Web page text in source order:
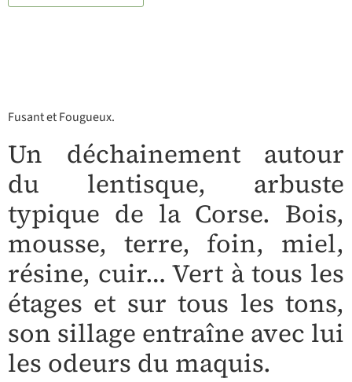
Fusant et Fougueux.
Un déchainement autour
du lentisque, arbuste
typique de la Corse. Bois,
mousse, terre, foin, miel,
résine, cuir… Vert à tous les
étages et sur tous les tons,
son sillage entraîne avec lui
les odeurs du maquis.